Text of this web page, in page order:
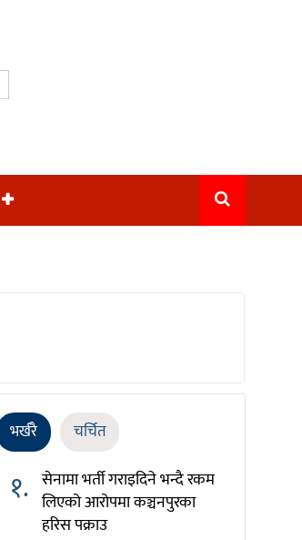
भर्खरै चर्चित
१. सेनामा भर्ती गराइदिने भन्दै रकम
लिएको आरोपमा कञ्चनपुरका
हरिस पक्राउ